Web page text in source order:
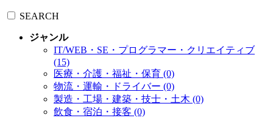
SEARCH
ジャンル
IT/WEB・SE・プログラマー・クリエイティブ
(15)
医療・介護・福祉・保育 (0)
物流・運輸・ドライバー (0)
製造・工場・建築・技士・土木 (0)
飲食・宿泊・接客 (0)